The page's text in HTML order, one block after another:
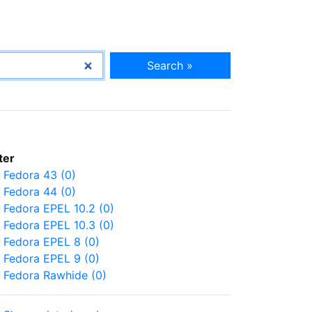
Search »
Fedora 43 (0)
Fedora 44 (0)
Fedora EPEL 10.2 (0)
Fedora EPEL 10.3 (0)
Fedora EPEL 8 (0)
Fedora EPEL 9 (0)
Fedora Rawhide (0)